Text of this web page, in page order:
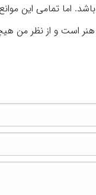
اما تمامی این
هنر است و از نظر من